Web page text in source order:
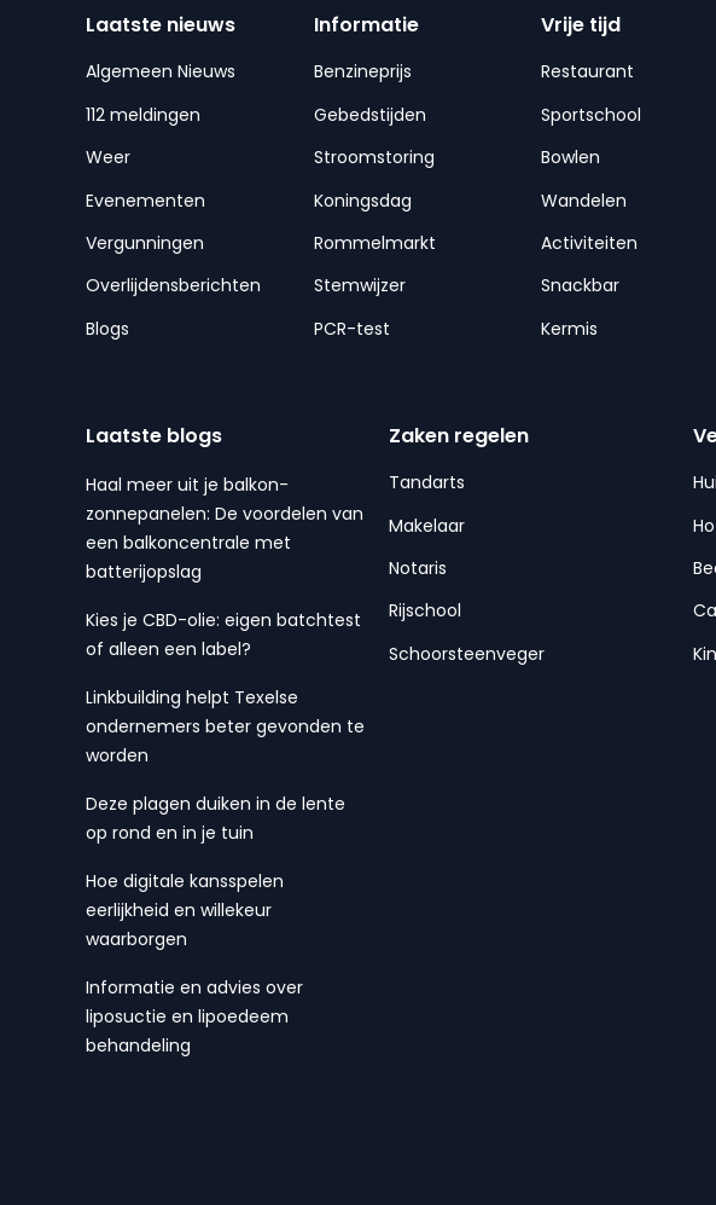
Laatste nieuws
Algemeen Nieuws
112 meldingen
Weer
Evenementen
Vergunningen
Overlijdensberichten
Blogs
Informatie
Benzineprijs
Gebedstijden
Stroomstoring
Koningsdag
Rommelmarkt
Stemwijzer
PCR-test
Vrije tijd
Restaurant
Sportschool
Bowlen
Wandelen
Activiteiten
Snackbar
Kermis
Laatste blogs
Haal meer uit je balkon-
zonnepanelen: De voordelen van
een balkoncentrale met
batterijopslag
Kies je CBD-olie: eigen batchtest
of alleen een label?
Linkbuilding helpt Texelse
ondernemers beter gevonden te
worden
Deze plagen duiken in de lente
op rond en in je tuin
Hoe digitale kansspelen
eerlijkheid en willekeur
waarborgen
Informatie en advies over
liposuctie en lipoedeem
behandeling
Zaken regelen
Tandarts
Makelaar
Notaris
Rijschool
Schoorsteenveger